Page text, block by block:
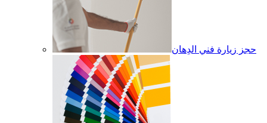
حجز زيارة فني الدِهان